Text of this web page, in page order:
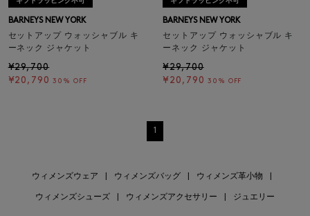
BARNEYS NEW YORK
セットアップ ウォッシャブル キ
ーネック ジャケット
¥29,700
¥20,790 30% OFF
BARNEYS NEW YORK
セットアップ ウォッシャブル キ
ーネック ジャケット
¥29,700
¥20,790 30% OFF
1
ウィメンズウェア ウィメンズバッグ ウィメンズ革小物
ウィメンズシューズ ウィメンズアクセサリー ジュエリー